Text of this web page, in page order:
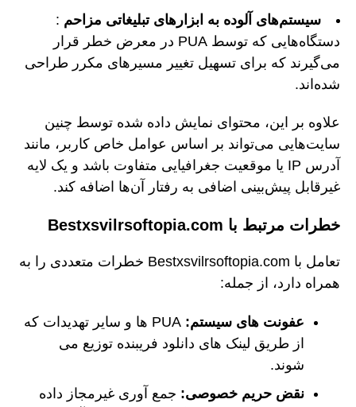
سیستم‌های آلوده به ابزارهای تبلیغاتی مزاحم :
دستگاه‌هایی که توسط PUA در معرض خطر قرار
می‌گیرند که برای تسهیل تغییر مسیرهای مکرر طراحی
شده‌اند.
علاوه بر این، محتوای نمایش داده شده توسط چنین
سایت‌هایی می‌تواند بر اساس عوامل خاص کاربر، مانند
آدرس IP یا موقعیت جغرافیایی متفاوت باشد و یک لایه
غیرقابل پیش‌بینی اضافی به رفتار آن‌ها اضافه کند.
خطرات مرتبط با Bestxsvilrsoftopia.com
تعامل با Bestxsvilrsoftopia.com خطرات متعددی را به
همراه دارد، از جمله:
عفونت های سیستم:
PUA ها و سایر تهدیدات که
از طریق لینک های دانلود فریبنده توزیع می
شوند.
نقض حریم خصوصی: جمع آوری غیرمجاز داده